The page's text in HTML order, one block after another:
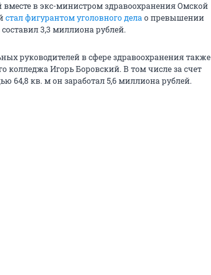
в экс-министром здравоохранения Омской
стал фигурантом уголовного дела о превышении
3,3 миллиона рублей.
руководителей в сфере здравоохранения также
колледжа Игорь Боровский. В том числе за счет
64,8 кв. м он заработал 5,6 миллиона рублей.